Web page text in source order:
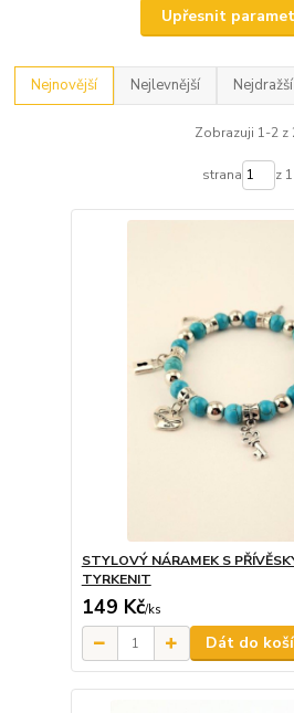
Upřesnit
Nejnovější Nejlevnější Nejdražší
Zobrazuji 1-2 z
strana z 1
STYLOVÝ NÁRAMEK S
TYRKENIT
149 Kč/ks
Dát do